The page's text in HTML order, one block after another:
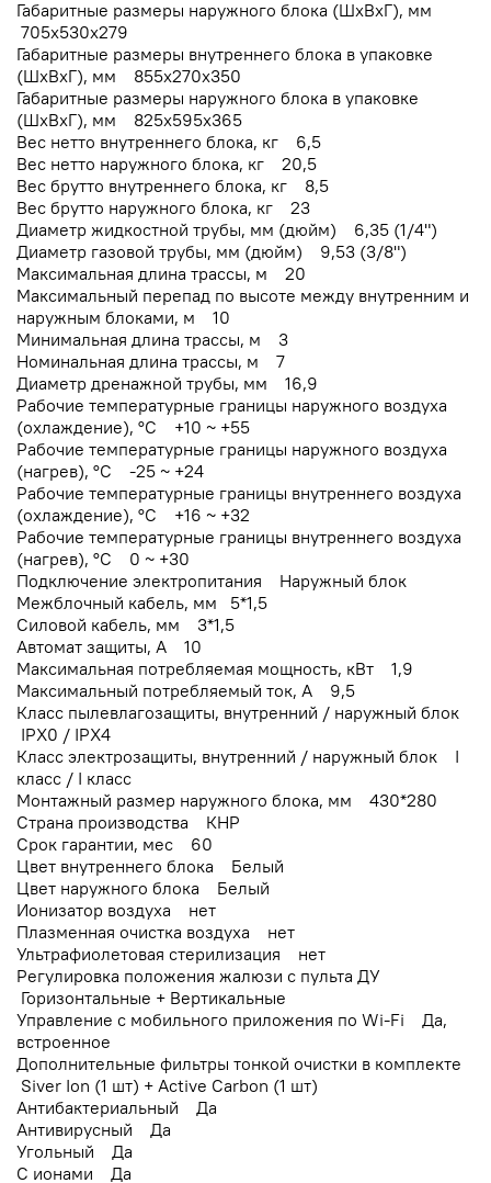
Габаритные размеры наружного блока (ШхВхГ), мм
705x530x279
Габаритные размеры внутреннего блока в упаковке
(ШхВхГ), мм 855x270x350
Габаритные размеры наружного блока в упаковке
(ШхВхГ), мм 825x595x365
Вес нетто внутреннего блока, кг 6,5
Вес нетто наружного блока, кг 20,5
Вес брутто внутреннего блока, кг 8,5
Вес брутто наружного блока, кг 23
Диаметр жидкостной трубы, мм (дюйм) 6,35 (1/4")
Диаметр газовой трубы, мм (дюйм) 9,53 (3/8")
Максимальная длина трассы, м 20
Максимальный перепад по высоте между внутренним и
наружным блоками, м 10
Минимальная длина трассы, м 3
Номинальная длина трассы, м 7
Диаметр дренажной трубы, мм 16,9
Рабочие температурные границы наружного воздуха
(охлаждение), °C +10 ~ +55
Рабочие температурные границы наружного воздуха
(нагрев), °C -25 ~ +24
Рабочие температурные границы внутреннего воздуха
(охлаждение), °C +16 ~ +32
Рабочие температурные границы внутреннего воздуха
(нагрев), °C 0 ~ +30
Подключение электропитания Наружный блок
Межблочный кабель, мм 5*1,5
Силовой кабель, мм 3*1,5
Автомат защиты, А 10
Максимальная потребляемая мощность, кВт 1,9
Максимальный потребляемый ток, А 9,5
Класс пылевлагозащиты, внутренний / наружный блок
IPX0 / IPX4
Класс электрозащиты, внутренний / наружный блок I
класс / I класс
Монтажный размер наружного блока, мм 430*280
Страна производства КНР
Срок гарантии, мес 60
Цвет внутреннего блока Белый
Цвет наружного блока Белый
Ионизатор воздуха нет
Плазменная очистка воздуха нет
Ультрафиолетовая стерилизация нет
Регулировка положения жалюзи с пульта ДУ
Горизонтальные + Вертикальные
Управление c мобильного приложения по Wi-Fi Да,
встроенное
Дополнительные фильтры тонкой очистки в комплекте
Siver Ion (1 шт) + Active Carbon (1 шт)
Антибактериальный Да
Антивирусный Да
Угольный Да
С ионами Да